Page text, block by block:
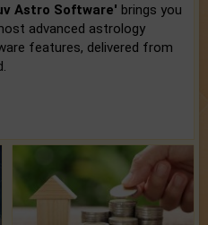
Astro Software' brings you
advanced astrology
features, delivered from